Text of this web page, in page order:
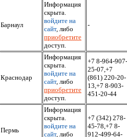
Барнаул
Информация
скрыта.
войдите на
сайт, либо
приобретите
доступ.
-
Краснодар
Информация
скрыта.
войдите на
сайт, либо
приобретите
доступ.
+7 8-964-907-
25-07,+7
(861) 220-20-
13,+7 8-903-
451-20-44
Пермь
Информация
скрыта.
войдите на
сайт, либо
+7 (342) 278-
45-78,+7 8-
912-499-64-